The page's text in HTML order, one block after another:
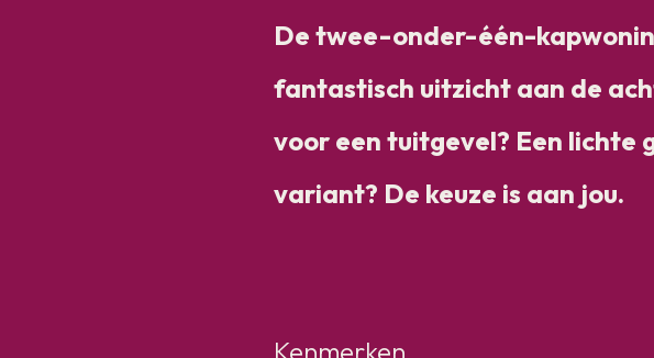
De twee-onder-één-
fantastisch uitzicht aan de
voor een tuitgevel? Een lichte
variant? De keuze is aan jou.
Kenmerken